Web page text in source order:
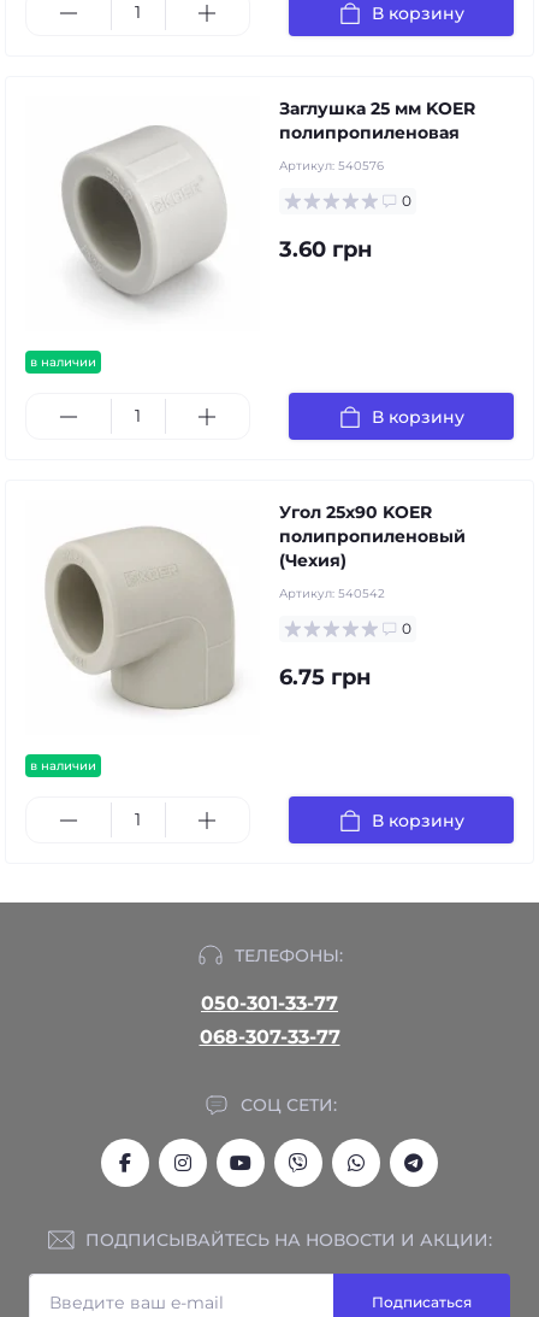
В корзину
в наличии
Заглушка 25 мм KOER
полипропиленовая
Артикул: 540576
0
3.60 грн
В корзину
в наличии
Угол 25х90 KOER
полипропиленовый
(Чехия)
Артикул: 540542
0
6.75 грн
В корзину
ТЕЛЕФОНЫ:
050-301-33-77
068-307-33-77
СОЦ СЕТИ:
ПОДПИСЫВАЙТЕСЬ НА НОВОСТИ И АКЦИИ:
Подписаться